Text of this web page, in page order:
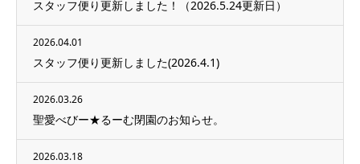
スタッフ便り更新しました！（2026.5.24更新日）
2026.04.01
スタッフ便り更新しました(2026.4.1)
2026.03.26
聖愛べびー★るーむ閉園のお知らせ。
2026.03.18